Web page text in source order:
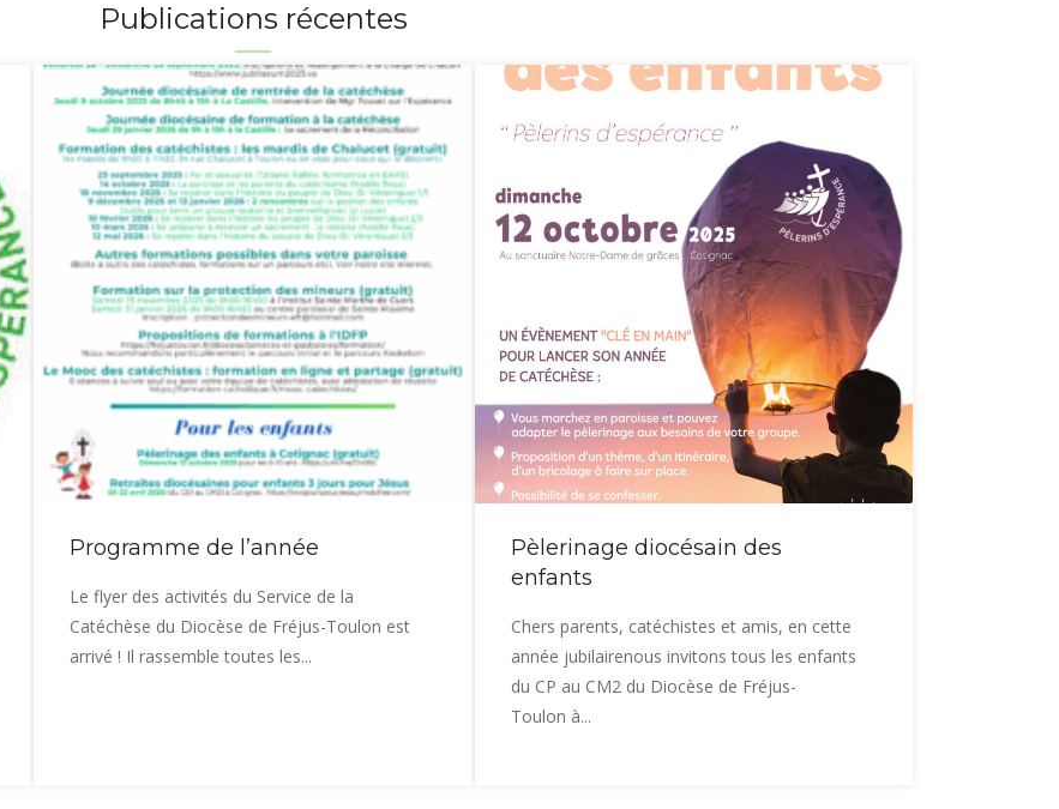
Publications récentes
Programme de l’année
Le flyer des activités du Service de la
Catéchèse du Diocèse de Fréjus-Toulon est
arrivé ! Il rassemble toutes les...
Pèlerinage diocésain des
enfants
Chers parents, catéchistes et amis, en cette
année jubilairenous invitons tous les enfants
du CP au CM2 du Diocèse de Fréjus-
Toulon à...